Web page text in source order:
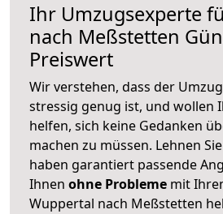
Ihr Umzugsexperte
nach Meßstetten
Preiswert
Wir verstehen, dass der
stressig genug ist, und wollen
helfen, sich keine Gedanken
machen zu müssen. Lehnen
haben garantiert passende
Ihnen ohne Probleme mit
Wuppertal nach Meßstetten